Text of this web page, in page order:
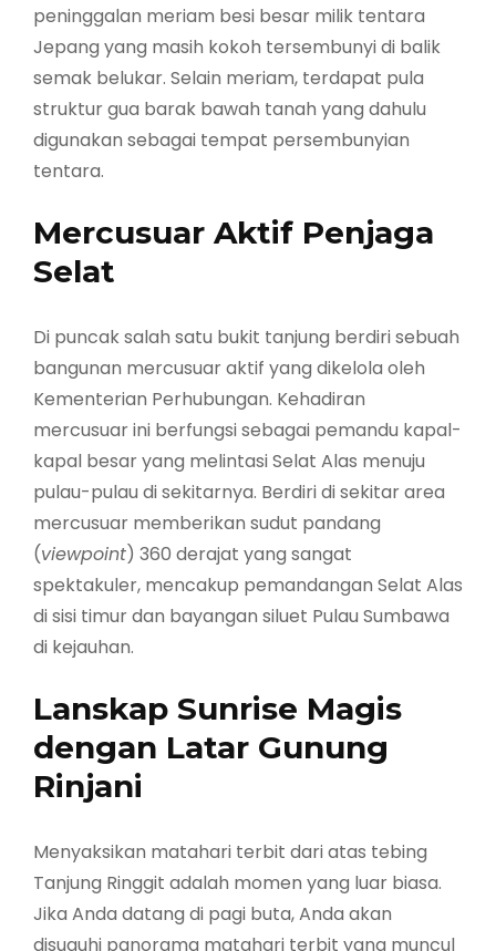
peninggalan meriam besi besar milik tentara
Jepang yang masih kokoh tersembunyi di balik
semak belukar. Selain meriam, terdapat pula
struktur gua barak bawah tanah yang dahulu
digunakan sebagai tempat persembunyian
tentara.
Mercusuar Aktif Penjaga
Selat
Di puncak salah satu bukit tanjung berdiri sebuah
bangunan mercusuar aktif yang dikelola oleh
Kementerian Perhubungan. Kehadiran
mercusuar ini berfungsi sebagai pemandu kapal-
kapal besar yang melintasi Selat Alas menuju
pulau-pulau di sekitarnya. Berdiri di sekitar area
mercusuar memberikan sudut pandang
(viewpoint) 360 derajat yang sangat
spektakuler, mencakup pemandangan Selat Alas
di sisi timur dan bayangan siluet Pulau Sumbawa
di kejauhan.
Lanskap Sunrise Magis
dengan Latar Gunung
Rinjani
Menyaksikan matahari terbit dari atas tebing
Tanjung Ringgit adalah momen yang luar biasa.
Jika Anda datang di pagi buta, Anda akan
disuguhi panorama matahari terbit yang muncul